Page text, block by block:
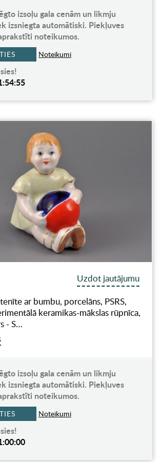
izsoļu gala cenām un likmju
izsniegta automātiski. Piekļuves
noteikumos.
Noteikumi
Uzdot jautājumu
ar bumbu, porcelāns, PSRS,
keramikas-mākslas rūpnīca,
- S…
izsoļu gala cenām un likmju
izsniegta automātiski. Piekļuves
noteikumos.
Noteikumi